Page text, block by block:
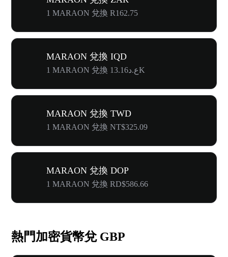
1 MARAON 兌換 R162.75
MARAON 兌換 IQD
1 MARAON 兌換 ع.د13.16K
MARAON 兌換 TWD
1 MARAON 兌換 NT$325.09
MARAON 兌換 DOP
1 MARAON 兌換 RD$586.66
熱門加密貨幣兌 GBP